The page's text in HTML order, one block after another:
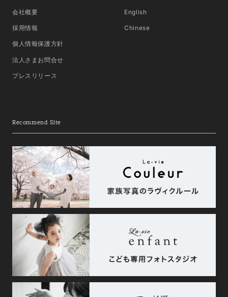
会社概要
採用情報
個人情報保護方針
法人さまお問合せ
プレスリリース
English
Chinese
Recommend Site